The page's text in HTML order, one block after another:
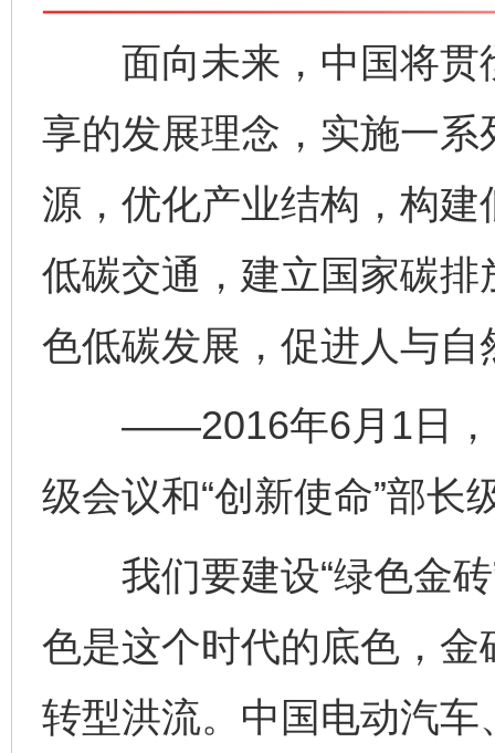
面向未来，中国将贯
享的发展理念，实施一
源，优化产业结构，构
低碳交通，建立国家碳
色低碳发展，促进人与自
——2016年6月1日，
级会议和“创新使命”部长
我们要建设“绿色金砖
色是这个时代的底色，
转型洪流。中国电动汽